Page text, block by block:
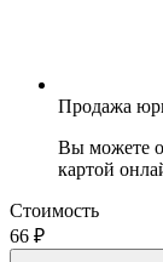
Продажа
Вы можете
картой
Стоимость
66 ₽